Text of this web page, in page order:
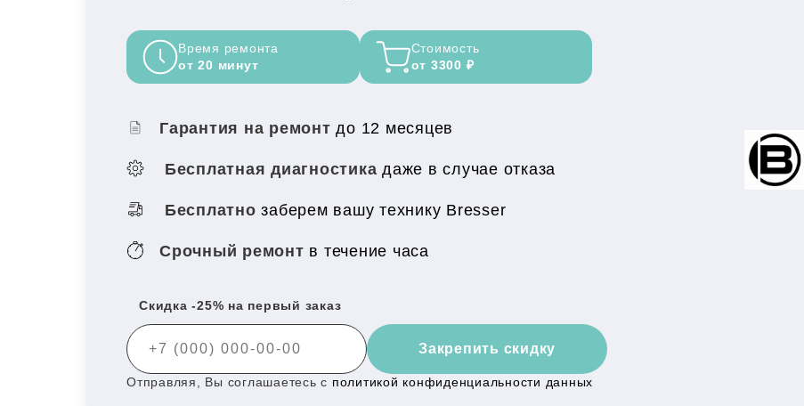
Время ремонта
от 20 минут
Стоимость
от 3300 ₽
Гарантия на ремонтдо 12 месяцев
Бесплатная диагностика даже в случае отказа
Бесплатно заберем вашу технику Bresser
Срочный ремонт в течение часа
Скидка -25% на первый заказ
Закрепить скидку
Отправляя, Вы соглашаетесь с политикой конфиденциальности данных